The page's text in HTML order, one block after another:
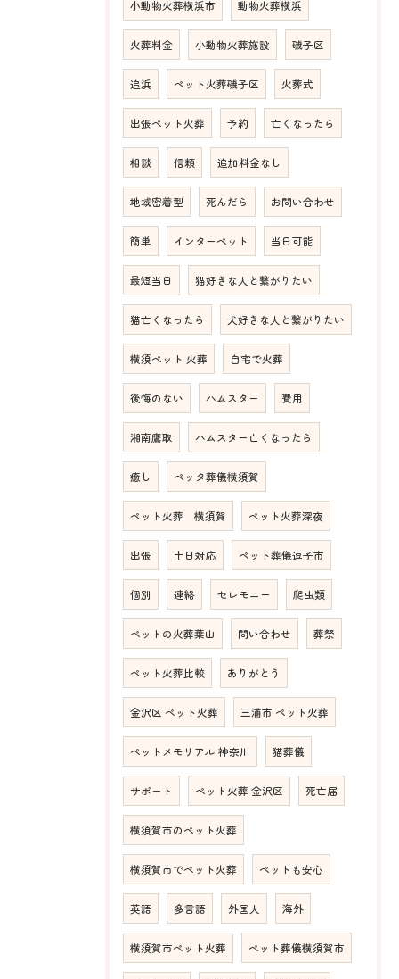
小動物火葬横浜市 動物火葬横浜
火葬料金 小動物火葬施設 磯子区
追浜 ペット火葬磯子区 火葬式
出張ペット火葬 予約 亡くなったら
相談 信頼 追加料金なし
地域密着型 死んだら お問い合わせ
簡単 インターペット 当日可能
最短当日 猫好きな人と繋がりたい
猫亡くなったら 犬好きな人と繋がりたい
横須ペット 火葬 自宅で火葬
後悔のない ハムスター 費用
湘南鷹取 ハムスター亡くなったら
癒し ペッタ葬儀横須賀
ペット火葬 横須賀 ペット火葬深夜
出張 土日対応 ペット葬儀逗子市
個別 連絡 セレモニー 爬虫類
ペットの火葬葉山 問い合わせ 葬祭
ペット火葬比較 ありがとう
金沢区 ペット火葬 三浦市 ペット火葬
ペットメモリアル 神奈川 猫葬儀
サポート ペット火葬 金沢区 死亡届
横須賀市のペット火葬
横須賀市でペット火葬 ペットも安心
英語 多言語 外国人 海外
横須賀市ペット火葬 ペット葬儀横須賀市